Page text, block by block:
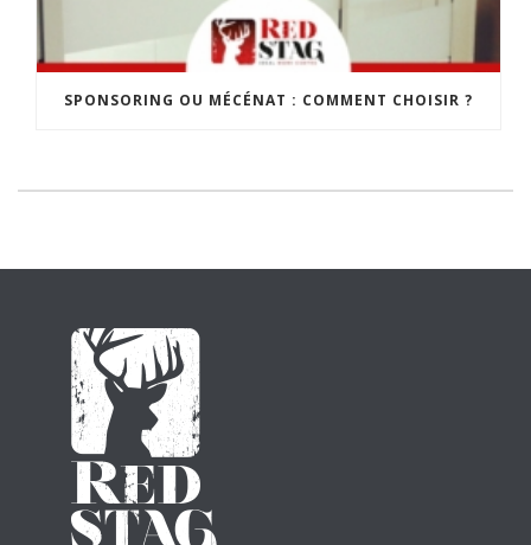
SPONSORING OU MÉCÉNAT : COMMENT CHOISIR ?